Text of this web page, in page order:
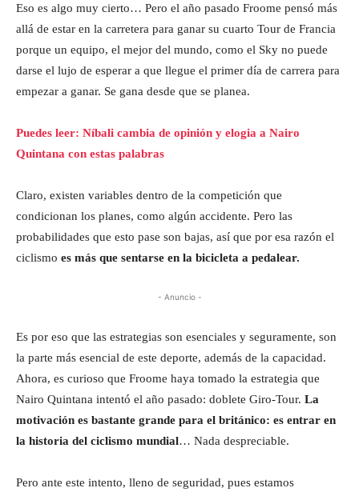
Eso es algo muy cierto… Pero el año pasado Froome pensó más
allá de estar en la carretera para ganar su cuarto Tour de Francia
porque un equipo, el mejor del mundo, como el Sky no puede
darse el lujo de esperar a que llegue el primer día de carrera para
empezar a ganar. Se gana desde que se planea.
Puedes leer: Níbali cambia de opinión y elogia a Nairo
Quintana con estas palabras
Claro, existen variables dentro de la competición que
condicionan los planes, como algún accidente. Pero las
probabilidades que esto pase son bajas, así que por esa razón el
ciclismo es más que sentarse en la bicicleta a pedalear.
- Anuncio -
Es por eso que las estrategias son esenciales y seguramente, son
la parte más esencial de este deporte, además de la capacidad.
Ahora, es curioso que Froome haya tomado la estrategia que
Nairo Quintana intentó el año pasado: doblete Giro-Tour. La
motivación es bastante grande para el británico: es entrar en
la historia del ciclismo mundial… Nada despreciable.
Pero ante este intento, lleno de seguridad, pues estamos